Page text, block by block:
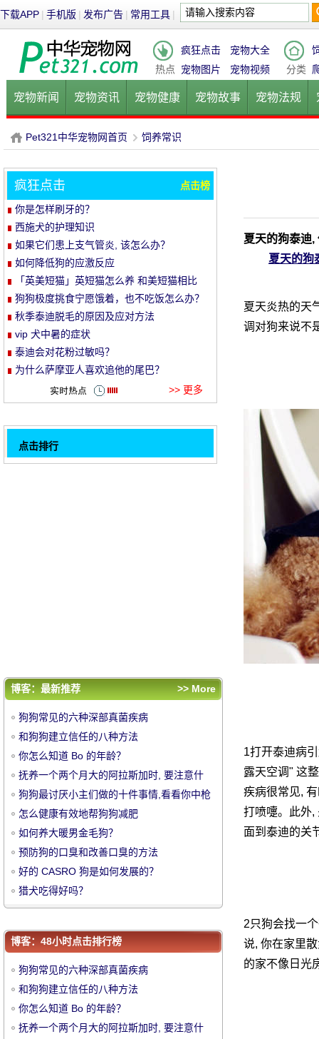
下载APP | 手机版 | 发布广告 | 常用工具 |
热点
疯狂点击
宠物大全
宠物图片
宠物视频 分类
宠物新闻 宠物资讯 宠物健康 宠物故事 宠物法规
健康饮食 宠物美容 宠物医院
P
et
中
华
Pet321中华宠物网首页
›
饲养常识
夏天的狗泰迪,
夏天的狗
夏天炎热的天
调对狗来说不
1打开泰迪病
露天空调" 这
疾病很常见,
打喷嚏。此外,
面到泰迪的关
2只狗会找一
说, 你在家里
的家不像日光
疯狂点击 点击榜
你是怎样刷牙的？
西施犬的护理知识
如果它们患上支气管炎, 该怎么办？
如何降低狗的应激反应
「英美短猫」英短猫怎么养 和美短猫相比
养哪种比较好呢
狗狗极度挑食宁愿饿着，也不吃饭怎么办？
教你五招轻松解决！
秋季泰迪脱毛的原因及应对方法
vip 犬中暑的症状
泰迪会对花粉过敏吗？
为什么萨摩亚人喜欢追他的尾巴？
>> 更多
点击排行
评论排行
抚养一个两个月大的阿拉斯加时, 要注意什
么？
狗狗最讨厌小主们做的十件事情,看看你中枪
了吗
怎么健康有效地帮狗狗减肥
如何养大暖男金毛狗？
预防狗的口臭和改善口臭的方法
好的 CASRO 狗是如何发展的？
猎犬吃得好吗？
博客：最新推荐 >> More
狗狗常见的六种深部真菌疾病
和狗狗建立信任的八种方法
你怎么知道 Bo 的年龄？
抚养一个两个月大的阿拉斯加时, 要注意什
么？
狗狗最讨厌小主们做的十件事情,看看你中枪
了吗
怎么健康有效地帮狗狗减肥
如何养大暖男金毛狗？
预防狗的口臭和改善口臭的方法
好的 CASRO 狗是如何发展的？
猎犬吃得好吗？
博客：48小时点击排行榜
狗狗常见的六种深部真菌疾病
和狗狗建立信任的八种方法
你怎么知道 Bo 的年龄？
抚养一个两个月大的阿拉斯加时, 要注意什